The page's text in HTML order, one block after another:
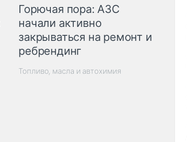
Горючая пора: АЗС
начали активно
закрываться на ремонт и
ребрендинг
Топливо, масла и автохимия